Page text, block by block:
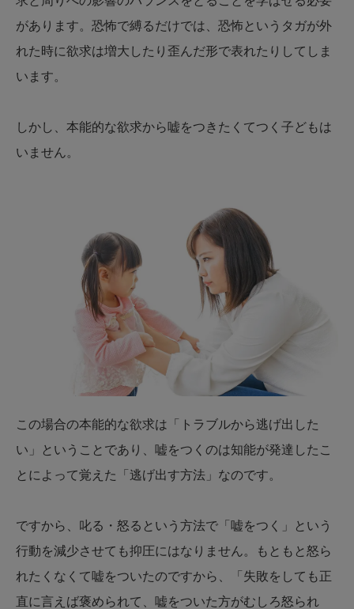
があります。恐怖で縛るだけでは、恐怖というタガが外
れた時に欲求は増大したり歪んだ形で表れたりしてしま
います。
しかし、本能的な欲求から嘘をつきたくてつく子どもは
いません。
この場合の本能的な欲求は「トラブルから逃げ出した
い」ということであり、嘘をつくのは知能が発達したこ
とによって覚えた「逃げ出す方法」なのです。
ですから、叱る・怒るという方法で「嘘をつく」という
行動を減少させても抑圧にはなりません。もともと怒ら
れたくなくて嘘をついたのですから、「失敗をしても正
直に言えば褒められて、嘘をついた方がむしろ怒られ